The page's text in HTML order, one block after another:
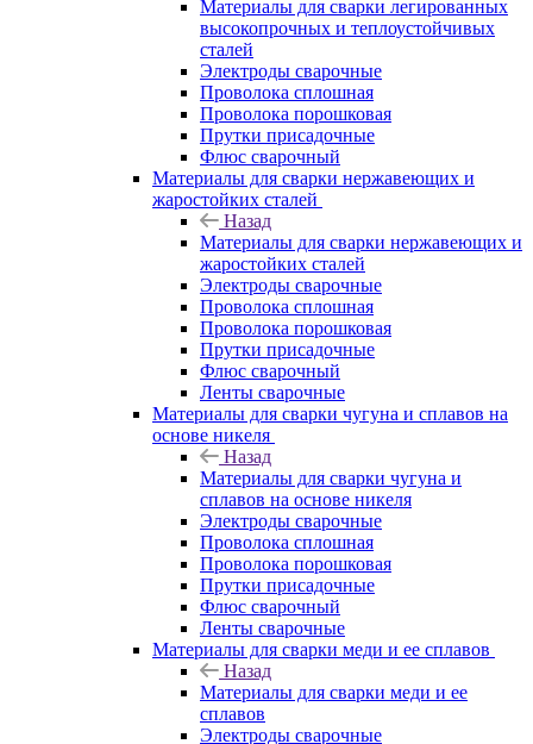
Материалы для сварки легированных
высокопрочных и теплоустойчивых
сталей
Электроды сварочные
Проволока сплошная
Проволока порошковая
Прутки присадочные
Флюс сварочный
Материалы для сварки нержавеющих и
жаростойких сталей
Назад
Материалы для сварки нержавеющих и
жаростойких сталей
Электроды сварочные
Проволока сплошная
Проволока порошковая
Прутки присадочные
Флюс сварочный
Ленты сварочные
Материалы для сварки чугуна и сплавов на
основе никеля
Назад
Материалы для сварки чугуна и
сплавов на основе никеля
Электроды сварочные
Проволока сплошная
Проволока порошковая
Прутки присадочные
Флюс сварочный
Ленты сварочные
Материалы для сварки меди и ее сплавов
Назад
Материалы для сварки меди и ее
сплавов
Электроды сварочные